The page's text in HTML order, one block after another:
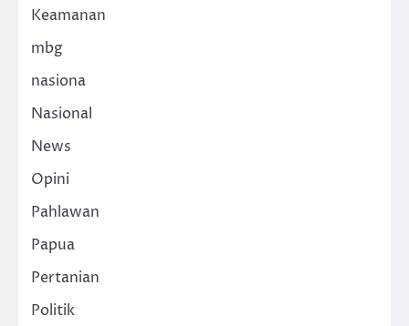
Keamanan
mbg
nasiona
Nasional
News
Opini
Pahlawan
Papua
Pertanian
Politik